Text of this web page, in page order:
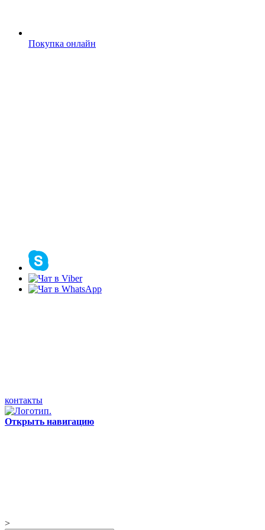
Покупка онлайн
контакты
Открыть навигацию
>